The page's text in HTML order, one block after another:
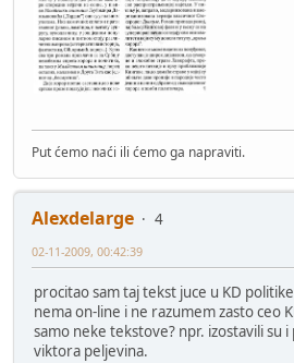
Put ćemo naći ili ćemo ga napraviti.
Alexdelarge
4
02-11-2009, 00:42:39
procitao sam taj tekst juce u KD
nema on-line i ne razumem zasto ceo
samo neke tekstove? npr. izostavili su
viktora peljevina.